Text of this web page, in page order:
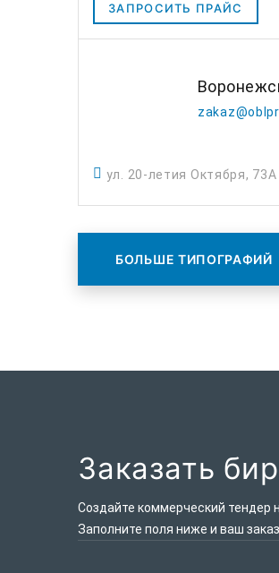
ЗАПРОСИТЬ ПРАЙС
ул. 20-летия Октября, 73А
БОЛЬШЕ ТИПОГРАФИЙ
Заказать
Создайте коммерческий тендер
Заполните поля ниже и ваш